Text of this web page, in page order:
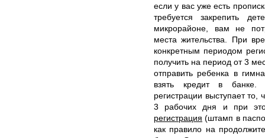
если у вас уже есть
требуется закрепить
микрорайоне, вам не
места жительства. При
конкретным периодом
получить на период от 3
отправить ребенка в
взять кредит в банке.
регистрации выступает
3 рабочих дня и при
регистрация (штамп в
как правило на